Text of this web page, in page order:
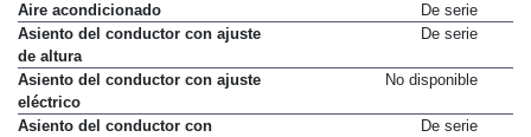
Aire acondicionado
De serie
Asiento del conductor con ajuste
de altura
De serie
Asiento del conductor con ajuste
eléctrico
No disponible
Asiento del conductor con
De serie